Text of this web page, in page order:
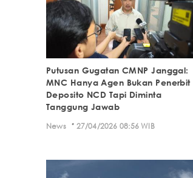
Putusan Gugatan CMNP Janggal:
MNC Hanya Agen Bukan Penerbit
Deposito NCD Tapi Diminta
Tanggung Jawab
News · 27/04/2026 08:56 WIB